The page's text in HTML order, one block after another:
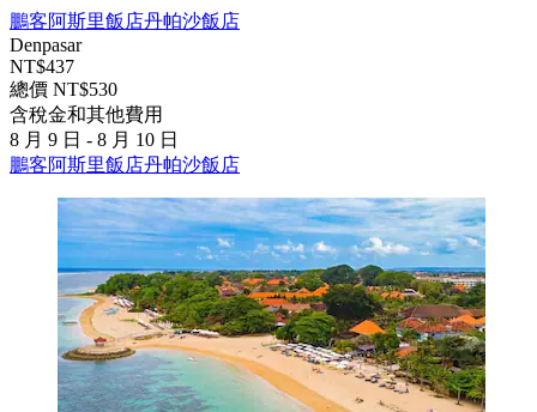
鵬客阿斯里飯店丹帕沙飯店
Denpasar
NT$437
總價 NT$530
含稅金和其他費用
8 月 9 日 - 8 月 10 日
鵬客阿斯里飯店丹帕沙飯店